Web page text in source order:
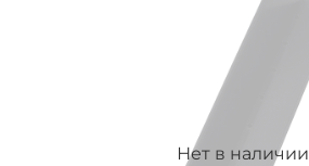
Нет в наличии